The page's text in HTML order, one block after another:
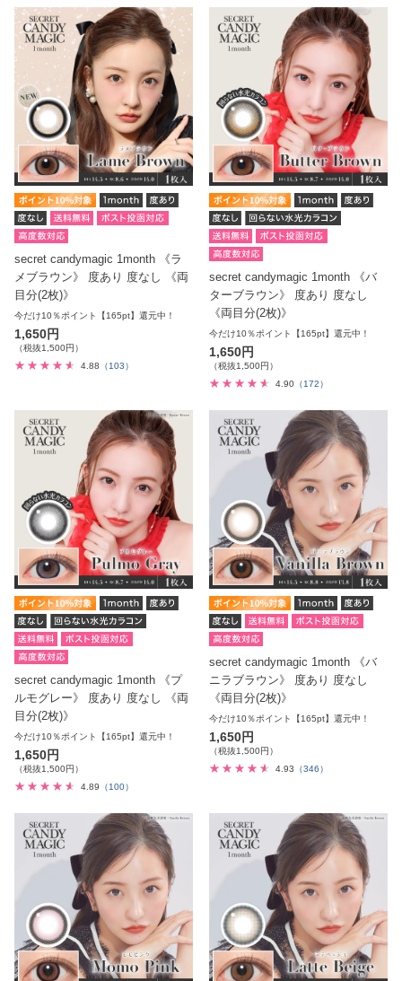
secret candymagic 1month 《ラ
メブラウン》 度あり 度なし 《両
目分(2枚)》
今だけ10％ポイント【165pt】還元中！
1,650円
（税抜1,500円）
4.88 （103）
secret candymagic 1month 《バ
ターブラウン》 度あり 度なし
《両目分(2枚)》
今だけ10％ポイント【165pt】還元中！
1,650円
（税抜1,500円）
4.90 （172）
secret candymagic 1month 《プ
ルモグレー》 度あり 度なし 《両
目分(2枚)》
今だけ10％ポイント【165pt】還元中！
1,650円
（税抜1,500円）
4.89 （100）
secret candymagic 1month 《バ
ニラブラウン》 度あり 度なし
《両目分(2枚)》
今だけ10％ポイント【165pt】還元中！
1,650円
（税抜1,500円）
4.93
（346）